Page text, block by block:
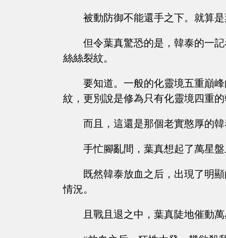
被動防御不能還手之下。就算
但令葉真驚恐的是，韓泰的一
絲絲裂紋。
要知道。一般的化靈境五重巔
紋，更別說是修為只有化靈境四重
而且，這還是那個老實憨厚的
手忙腳亂間，葉真想起了萬星
既然韓泰放血之后，出現了明
情況。
且戰且退之中，葉真陡地催動